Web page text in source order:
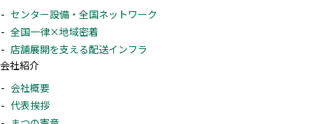
センター設備・全国ネットワーク
全国一律×地域密着
店舗展開を支える配送インフラ
会社紹介
会社概要
代表挨拶